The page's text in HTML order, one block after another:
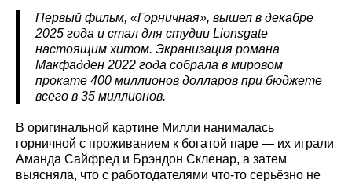
Первый фильм, «Горничная», вышел в декабре
2025 года и стал для студии Lionsgate
настоящим хитом. Экранизация романа
Макфадден 2022 года собрала в мировом
прокате 400 миллионов долларов при бюджете
всего в 35 миллионов.
В оригинальной картине Милли нанималась
горничной с проживанием к богатой паре — их играли
Аманда Сайфред и Брэндон Скленар, а затем
выясняла, что с работодателями что-то серьёзно не